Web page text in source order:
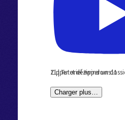
Zipper et dézipper un dossier sous Windows 11 | Tutoriel #windows11
Charger plus…